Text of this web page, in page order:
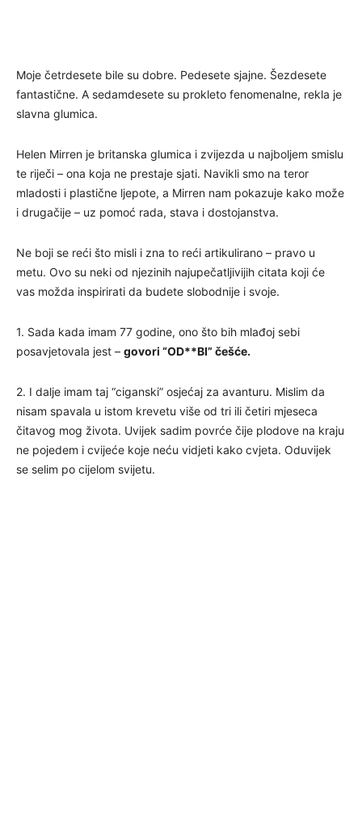
Moje četrdesete bile su dobre. Pedesete sjajne. Šezdesete
fantastične. A sedamdesete su prokleto fenomenalne, rekla je
slavna glumica.
Helen Mirren je britanska glumica i zvijezda u najboljem smislu
te riječi – ona koja ne prestaje sjati. Navikli smo na teror
mladosti i plastične ljepote, a Mirren nam pokazuje kako može
i drugačije – uz pomoć rada, stava i dostojanstva.
Ne boji se reći što misli i zna to reći artikulirano – pravo u
metu. Ovo su neki od njezinih najupečatljivijih citata koji će
vas možda inspirirati da budete slobodnije i svoje.
1. Sada kada imam 77 godine, ono što bih mlađoj sebi
posavjetovala jest – govori “OD**BI” češće.
2. I dalje imam taj “ciganski” osjećaj za avanturu. Mislim da
nisam spavala u istom krevetu više od tri ili četiri mjeseca
čitavog mog života. Uvijek sadim povrće čije plodove na kraju
ne pojedem i cvijeće koje neću vidjeti kako cvjeta. Oduvijek
se selim po cijelom svijetu.